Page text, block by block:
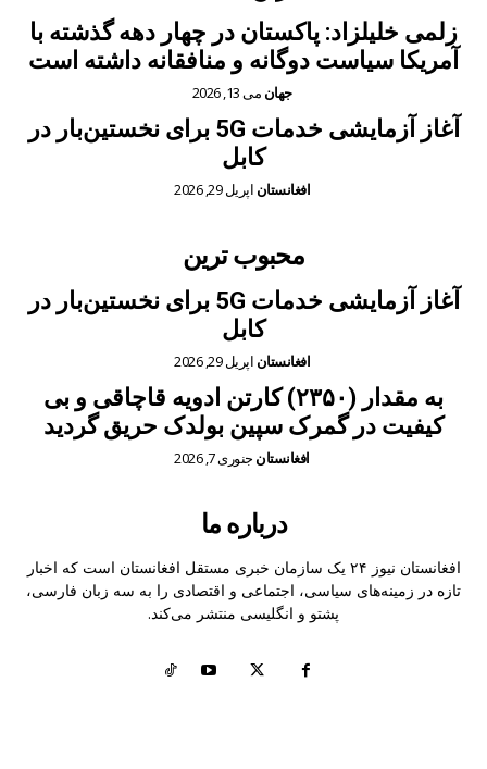
زلمی خلیلزاد: پاکستان در چهار دهه گذشته با
آمریکا سیاست دوگانه و منافقانه داشته است
جهان می 13, 2026
آغاز آزمایشی خدمات 5G برای نخستین‌بار در
کابل
افغانستان اپریل 29, 2026
محبوب ترین
آغاز آزمایشی خدمات 5G برای نخستین‌بار در
کابل
افغانستان اپریل 29, 2026
به مقدار (۲۳۵۰) کارتن ادویه قاچاقی و بی
کیفیت در گمرک سپین بولدک حریق گردید
افغانستان جنوری 7, 2026
درباره ما
افغانستان نیوز ۲۴ یک سازمان خبری مستقل افغانستان است که اخبار
تازه در زمینه‌های سیاسی، اجتماعی و اقتصادی را به سه زبان فارسی،
پشتو و انگلیسی منتشر می‌کند.